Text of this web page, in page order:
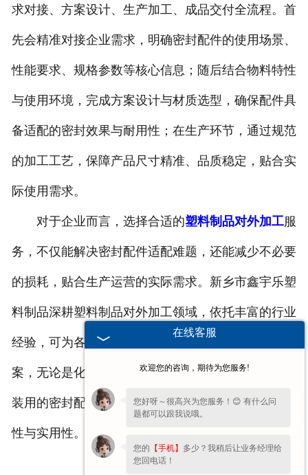
求对接、方案设计、生产加工、成品交付全流程。首
先会精准对接企业需求，明确密封配件的使用场景、
性能要求、规格参数等核心信息；随后结合物料特性
与使用环境，完成方案设计与材质选型，确保配件具
备适配的密封效果与耐用性；在生产环节，通过规范
的加工工艺，保障产品尺寸精准、品质稳定，贴合实
际使用需求。
对于企业而言，选择合适的塑料制品对外加工服
务，不仅能解决密封配件适配难题，还能减少不必要
的损耗，贴合生产运营的实际需求。新乡市鑫宇乐塑
料制品深耕塑料制品对外加工领域，依托丰富的行业
经验，可为各行业企业提供定制化密封配件解决方
案，无论是化工场景所需的耐腐密封件，还是仓储包
装用的密封配件，都能根据需求精准定制，兼顾适配
性与实用性。
在线客服
欢迎您的咨询，期待为您服务!
您好呀～很高兴为您服务！😊 有什么问
题都可以跟我说哦。
您的 【手机】 多少？我稍后让业务经理给
您回电话！